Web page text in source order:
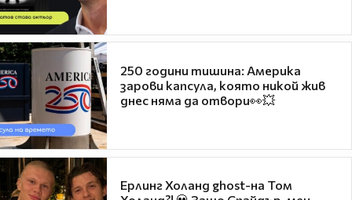
250 години тишина: Америка
зарови капсула, която никой жив
днес няма да отвори👀💥
Ерлинг Холанд ghost-на Том